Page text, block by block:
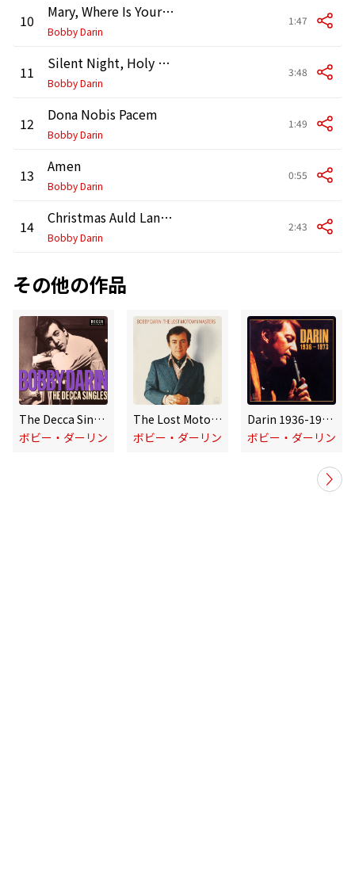
10 Mary, Where Is Your Baby
Bobby Darin
1:47
11 Silent Night, Holy Night
Bobby Darin
3:48
12 Dona Nobis Pacem
Bobby Darin
1:49
13 Amen
Bobby Darin
0:55
14 Christmas Auld Land Syne
Bobby Darin
2:43
その他の作品
The Decca Singles
ボビー・ダーリン
The Lost Motown Masters
ボビー・ダーリン
Darin 1936-1973 (Expanded Edition)
ボビー・ダーリン